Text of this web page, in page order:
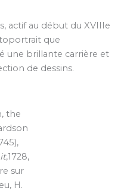
actif au début du XVIIIe
que
une brillante carrière et
de dessins.
the
,1728,
sur
H.